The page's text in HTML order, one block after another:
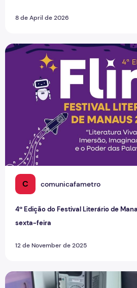
8 de April de 2026
C comunicafametro
4ª Edição do Festival Literário de
sexta-feira
12 de November de 2025
4ª Edição do Festival Literário de
Dupla Jornada: Mulheres